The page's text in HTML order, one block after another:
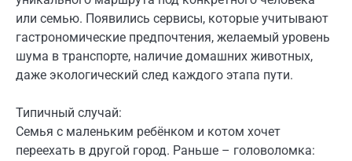
или семью. Появились сервисы, которые учитывают
гастрономические предпочтения, желаемый уровень
шума в транспорте, наличие домашних животных,
даже экологический след каждого этапа пути.
Типичный случай:
Семья с маленьким ребёнком и котом хочет
переехать в другой город. Раньше – головоломка: